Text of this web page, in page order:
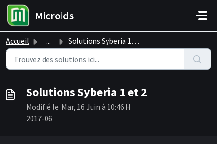
Passer au contenu principal
Microids
Accueil ... Solutions Syberia 1 et 2
Solutions Syberia 1 et 2
Modifié le Mar, 16 Juin à 10:46 H
2017-06